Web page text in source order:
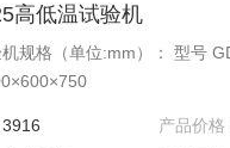
高低温试验机
格（单位:mm）： 型号 GDW-
500×600×750
3916 产品价格